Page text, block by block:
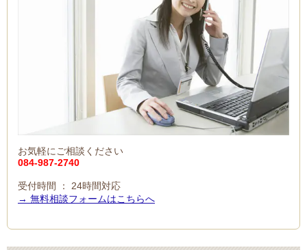
お気軽にご相談ください
084-987-2740
受付時間 ： 24時間対応
→ 無料相談フォームはこちらへ